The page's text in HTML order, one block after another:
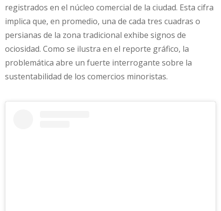
registrados en el núcleo comercial de la ciudad. Esta cifra
implica que, en promedio, una de cada tres cuadras o
persianas de la zona tradicional exhibe signos de
ociosidad. Como se ilustra en el reporte gráfico, la
problemática abre un fuerte interrogante sobre la
sustentabilidad de los comercios minoristas.